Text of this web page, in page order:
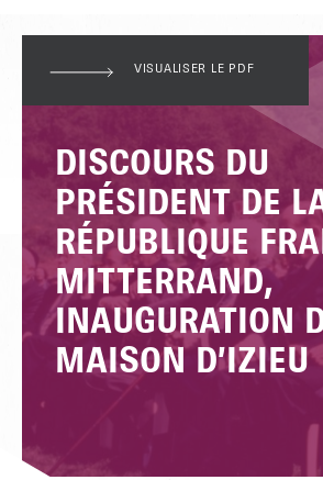
VISUALISER LE PDF
DISCOURS DU
PRÉSIDENT DE
RÉPUBLIQUE
MITTERRAND,
INAUGURATION
MAISON D’IZIEU